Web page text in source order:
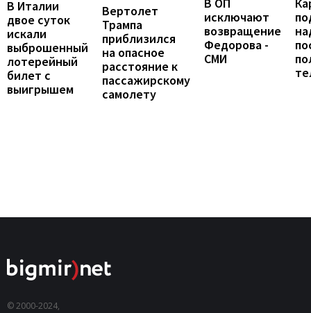
В Италии
двое суток
искали
выброшенный
лотерейный
билет с
выигрышем
Вертолет
Трампа
приблизился
на опасное
расстояние к
пассажирскому
самолету
исключают
возвращение
Федорова -
СМИ
© 2000-2024,